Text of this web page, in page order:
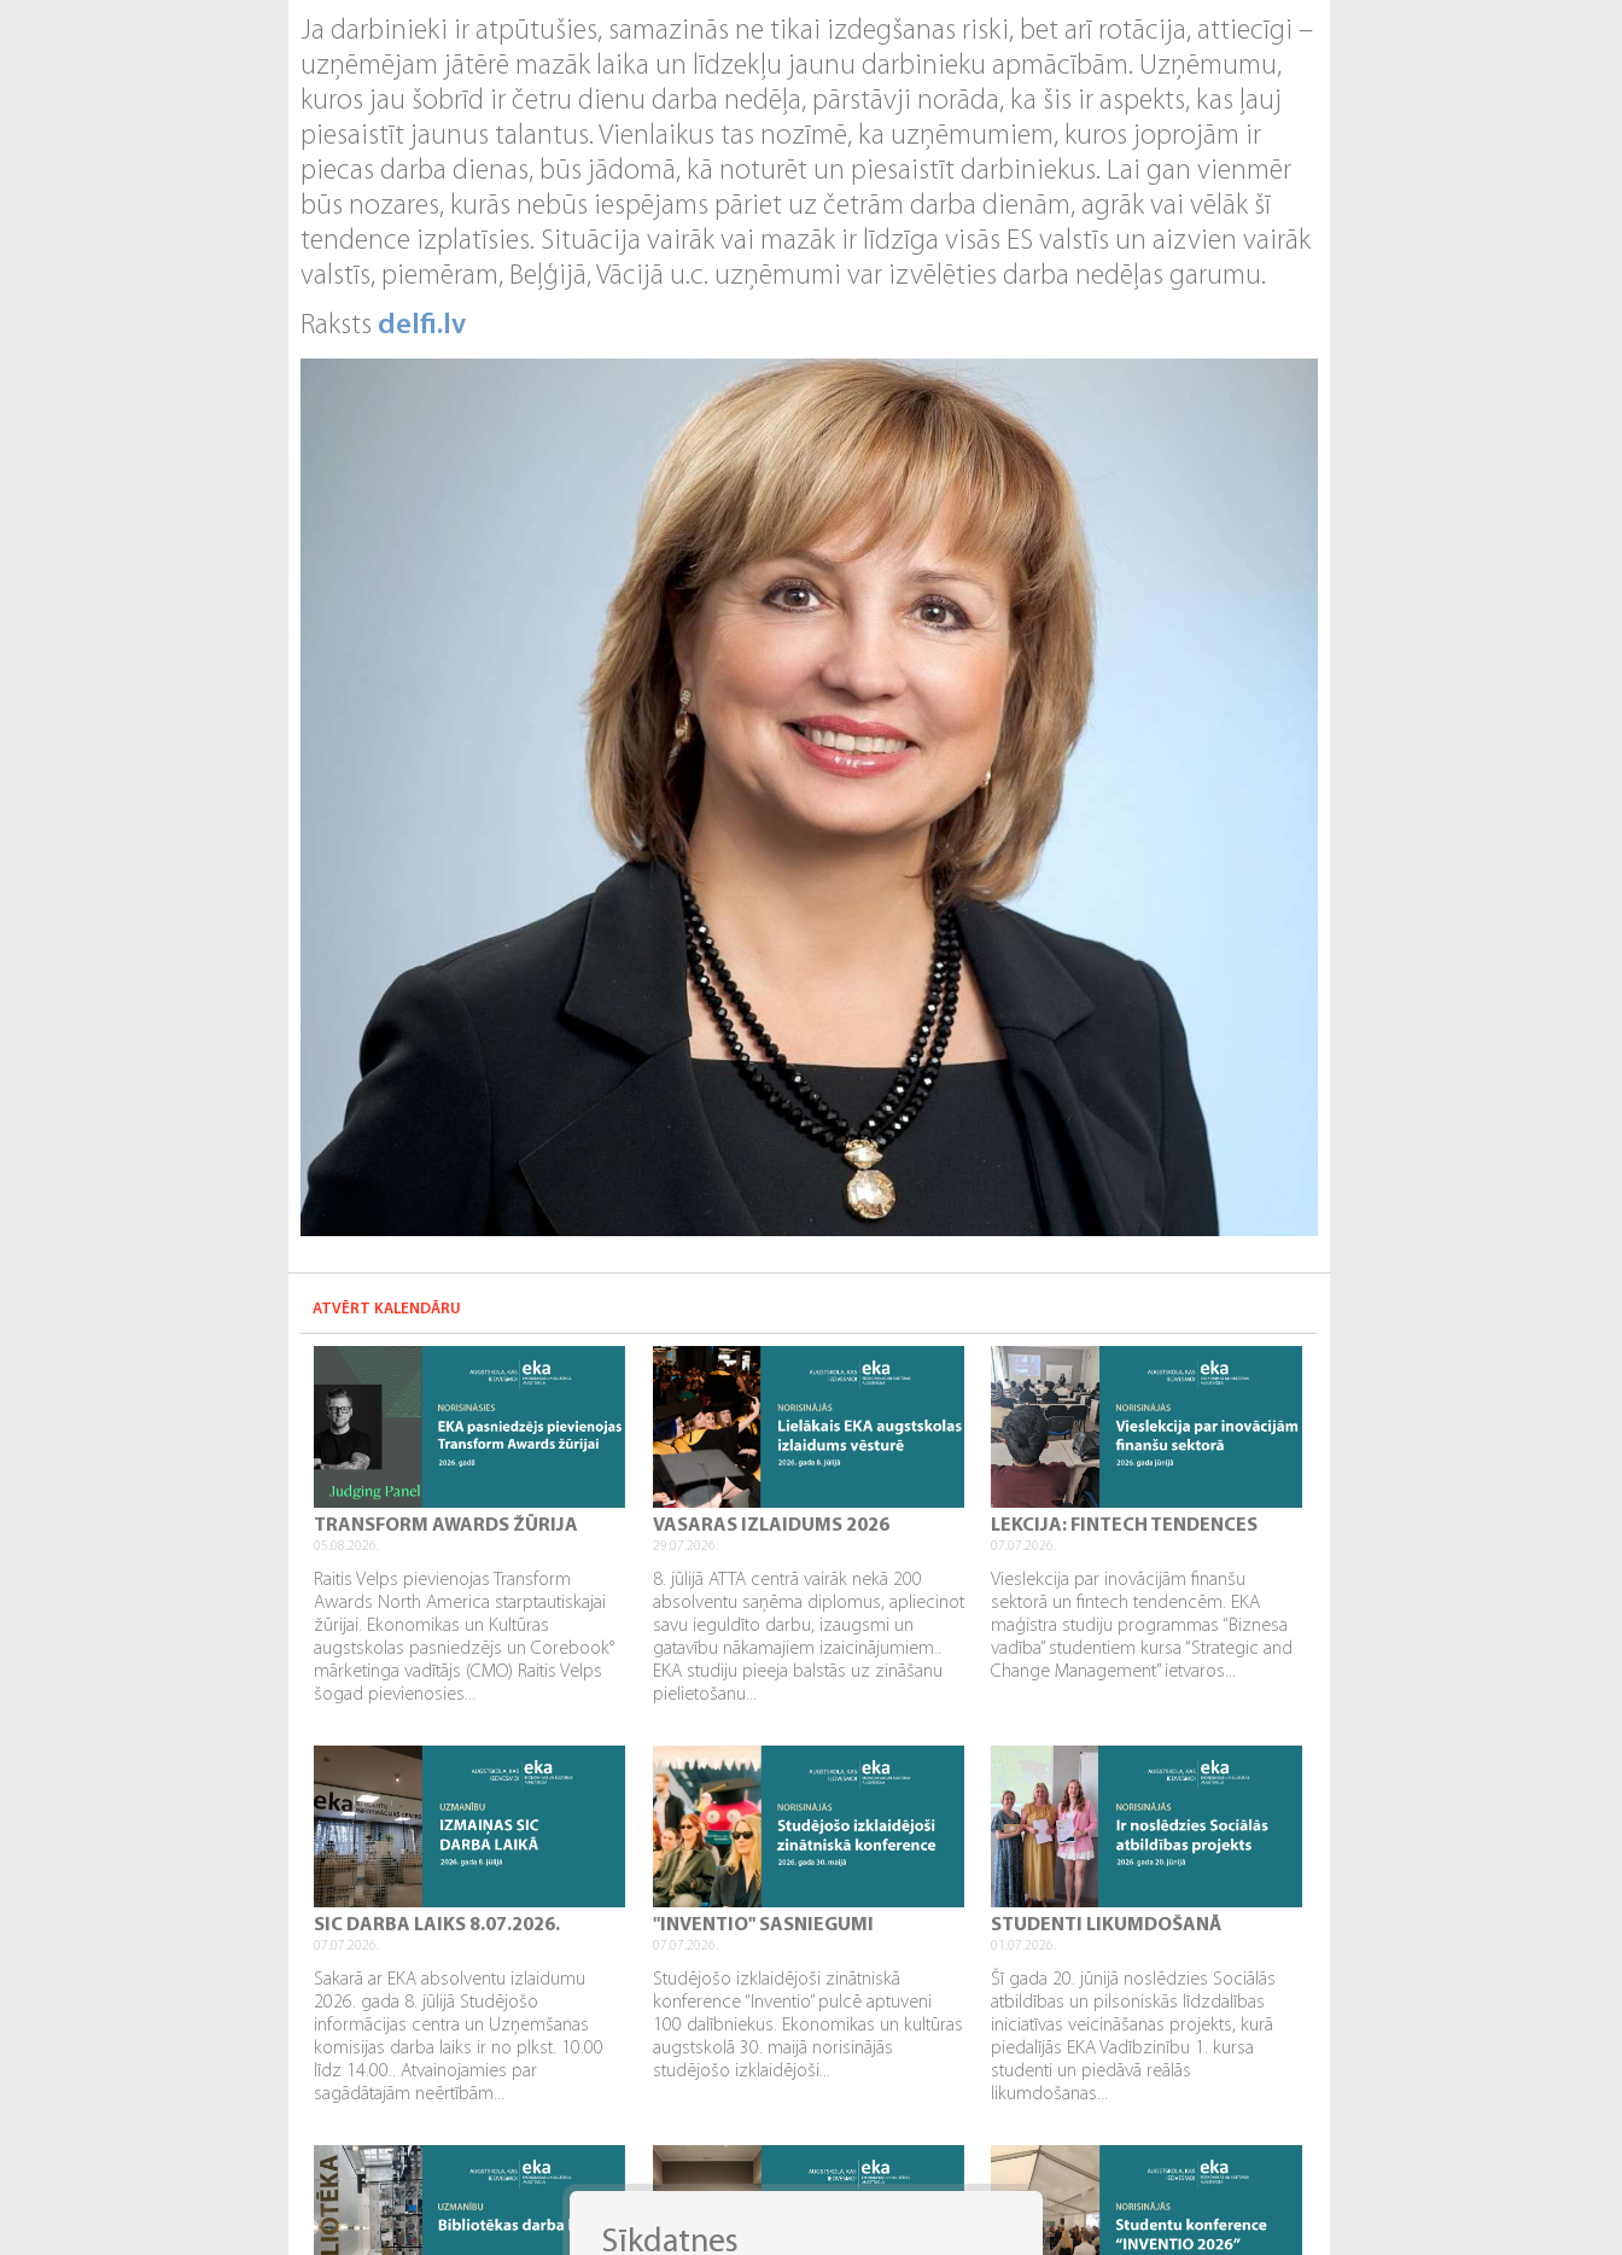
Ja darbinieki ir atpūtušies, samazinās ne tikai izdegšanas riski, bet arī rotācija, attiecīgi –
uzņēmējam jātērē mazāk laika un līdzekļu jaunu darbinieku apmācībām. Uzņēmumu,
kuros jau šobrīd ir četru dienu darba nedēļa, pārstāvji norāda, ka šis ir aspekts, kas ļauj
piesaistīt jaunus talantus. Vienlaikus tas nozīmē, ka uzņēmumiem, kuros joprojām ir
piecas darba dienas, būs jādomā, kā noturēt un piesaistīt darbiniekus. Lai gan vienmēr
būs nozares, kurās nebūs iespējams pāriet uz četrām darba dienām, agrāk vai vēlāk šī
tendence izplatīsies. Situācija vairāk vai mazāk ir līdzīga visās ES valstīs un aizvien vairāk
valstīs, piemēram, Beļģijā, Vācijā u.c. uzņēmumi var izvēlēties darba nedēļas garumu.
Raksts delfi.lv
ATVĒRT KALENDĀRU
TRANSFORM AWARDS ŽŪRIJA
05.08.2026.
Raitis Velps pievienojas Transform
Awards North America starptautiskajai
žūrijai. Ekonomikas un Kultūras
augstskolas pasniedzējs un Corebook°
mārketinga vadītājs (CMO) Raitis Velps
šogad pievienosies...
VASARAS IZLAIDUMS 2026
29.07.2026.
8. jūlijā ATTA centrā vairāk nekā 200
absolventu saņēma diplomus, apliecinot
savu ieguldīto darbu, izaugsmi un
gatavību nākamajiem izaicinājumiem..
EKA studiju pieeja balstās uz zināšanu
pielietošanu...
LEKCIJA: FINTECH TENDENCES
07.07.2026.
Vieslekcija par inovācijām finanšu
sektorā un fintech tendencēm. EKA
maģistra studiju programmas “Biznesa
vadība” studentiem kursa “Strategic and
Change Management” ietvaros...
SIC DARBA LAIKS 8.07.2026.
07.07.2026.
Sakarā ar EKA absolventu izlaidumu
2026. gada 8. jūlijā Studējošo
informācijas centra un Uzņemšanas
komisijas darba laiks ir no plkst. 10.00
līdz 14.00.. Atvainojamies par
sagādātajām neērtībām...
"INVENTIO" SASNIEGUMI
07.07.2026.
Studējošo izklaidējoši zinātniskā
konference “Inventio” pulcē aptuveni
100 dalībniekus. Ekonomikas un kultūras
augstskolā 30. maijā norisinājās
studējošo izklaidējoši...
STUDENTI LIKUMDOŠANĀ
01.07.2026.
Šī gada 20. jūnijā noslēdzies Sociālās
atbildības un pilsoniskās līdzdalības
iniciatīvas veicināšanas projekts, kurā
piedalījās EKA Vadībzinību 1. kursa
studenti un piedāvā reālās
likumdošanas...
Sīkdatnes